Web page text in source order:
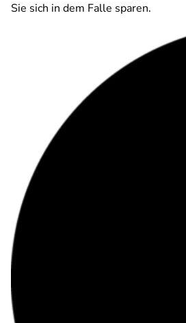
Sie sich in dem Falle sparen.